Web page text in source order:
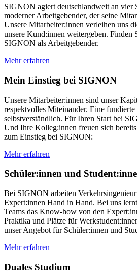
SIGNON agiert deutschlandweit an vier
moderner Arbeitgebender, der seine
Unsere Mitarbeiter:innen verleihen uns
unsere Kund:innen weitergeben. Finden
SIGNON als Arbeitgebender.
Mehr erfahren
Mein Einstieg bei SIGNON
Unsere Mitarbeiter:innen sind unser
respektvolles Miteinander. Eine
selbstverständlich. Für Ihren Start bei
Und Ihre Kolleg:innen freuen sich
zum Einstieg bei SIGNON:
Mehr erfahren
Schüler:innen und
Bei SIGNON arbeiten
Expert:innen Hand in Hand. Bei uns
Teams das Know-how von den
Praktika und Plätze für
unser Angebot für Schüler:innen und
Mehr erfahren
Duales Studium